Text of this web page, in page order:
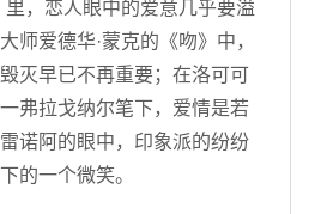
里，恋人眼中的爱意几乎要溢
师爱德华·蒙克的《吻》中，
灭早已不再重要；在洛可可
弗拉戈纳尔笔下，爱情是若
诺阿的眼中，印象派的纷纷
的一个微笑。